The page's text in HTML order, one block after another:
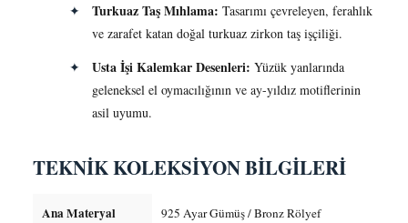
✦
Turkuaz Taş Mıhlama: Tasarımı çevreleyen, ferahlık
ve zarafet katan doğal turkuaz zirkon taş işçiliği.
✦
Usta İşi Kalemkar Desenleri: Yüzük yanlarında
geleneksel el oymacılığının ve ay-yıldız motiflerinin
asil uyumu.
TEKNİK KOLEKSİYON BİLGİLERİ
Ana Materyal 925 Ayar Gümüş / Bronz Rölyef